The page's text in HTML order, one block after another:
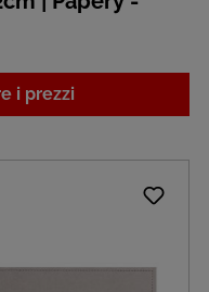
i prezzi